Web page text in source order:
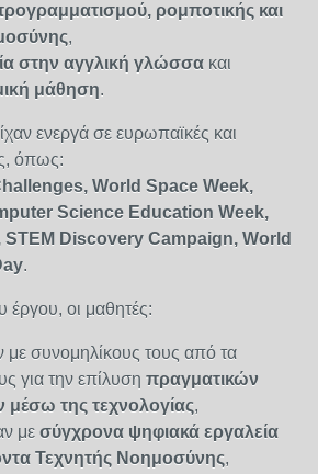
ρομποτικής και
,
στην αγγλική γλώσσα και
μάθηση.
ενεργά σε ευρωπαϊκές και
όπως:
World Space Week,
Science Education Week,
STEM Discovery Campaign, World
.
έργου, οι μαθητές:
με συνομηλίκους τους από τα
για την επίλυση πραγματικών
της τεχνολογίας,
με σύγχρονα ψηφιακά εργαλεία
Τεχνητής Νοημοσύνης,